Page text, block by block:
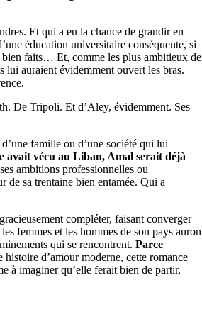
Et qui a eu la chance de grandir en
éducation universitaire conséquente, si
bien faits… Et, comme les plus ambitieux
lui auraient évidemment ouvert les bras.
De Tripoli. Et d’Aley, évidemment. Ses
famille ou d’une société qui lui
avait vécu au Liban, Amal serait déjà
ambitions professionnelles ou
de sa trentaine bien entamée. Qui a
compléter, faisant converger
femmes et les hommes de son pays
qui se rencontrent. Parce
histoire d’amour moderne, cette romance
à imaginer qu’elle ferait bien de partir,